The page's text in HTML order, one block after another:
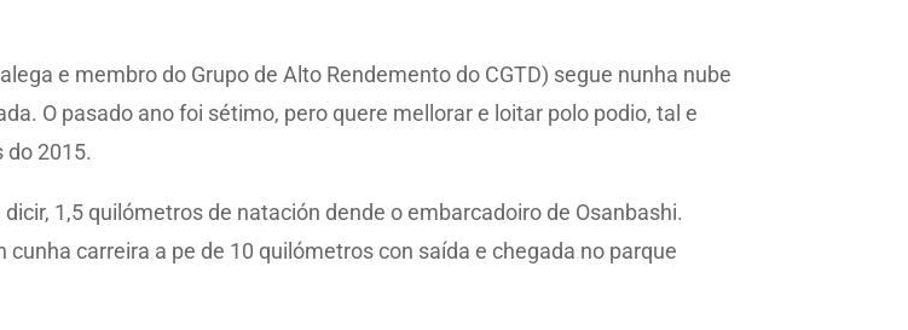
e membro do Grupo de Alto Rendemento do CGTD) segue nunha nube
O pasado ano foi sétimo, pero quere mellorar e loitar polo podio, tal e
do 2015.
1,5 quilómetros de natación dende o embarcadoiro de Osanbashi.
carreira a pe de 10 quilómetros con saída e chegada no parque